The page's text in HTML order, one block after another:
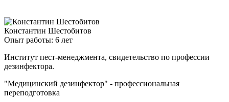
Константин Шестобитов
Опыт работы: 6 лет
Институт пест-менеджмента, свидетельство по профессии
дезинфектора.
"Медицинский дезинфектор" - профессиональная
переподготовка